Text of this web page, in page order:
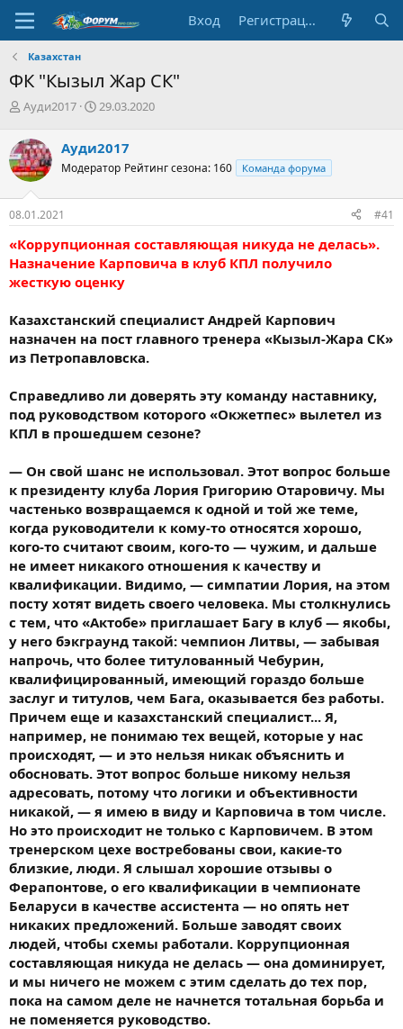
Вход Регистрация
Казахстан
ФК "Кызыл Жар СК"
А
т
о
р
т
е
м
Ауди2017
Д
а
н
ч
а
29.03.2020
Ауди2017
Модератор Рейтинг сезона: 160 Команда форума
08.01.2021 #41
«Коррупционная составляющая никуда не делась».
Назначение Карповича в клуб КПЛ получило
жесткую оценку
Казахстанский специалист Андрей Карпович
назначен на пост главного тренера «Кызыл-Жара СК»
из Петропавловска.
Справедливо ли доверять эту команду наставнику,
под руководством которого «Окжетпес» вылетел из
КПЛ в прошедшем сезоне?
— Он свой шанс не использовал. Этот вопрос больше
к президенту клуба Лория Григорию Отаровичу. Мы
частенько возвращаемся к одной и той же теме,
когда руководители к кому-то относятся хорошо,
кого-то считают своим, кого-то — чужим, и дальше
не имеет никакого отношения к качеству и
квалификации. Видимо, — симпатии Лория, на этом
посту хотят видеть своего человека. Мы столкнулись
с тем, что «Актобе» приглашает Багу в клуб — якобы,
у него бэкграунд такой: чемпион Литвы, — забывая
напрочь, что более титулованный Чебурин,
квалифицированный, имеющий гораздо больше
заслуг и титулов, чем Бага, оказывается без работы.
Причем еще и казахстанский специалист... Я,
например, не понимаю тех вещей, которые у нас
происходят, — и это нельзя никак объяснить и
обосновать. Этот вопрос больше никому нельзя
адресовать, потому что логики и объективности
никакой, — я имею в виду и Карповича в том числе.
Но это происходит не только с Карповичем. В этом
тренерском цехе востребованы свои, какие-то
близкие, люди. Я слышал хорошие отзывы о
Ферапонтове, о его квалификации в чемпионате
Беларуси в качестве ассистента — но опять нет
никаких предложений. Больше заводят своих
людей, чтобы схемы работали. Коррупционная
составляющая никуда не делась — она доминирует,
и мы ничего не можем с этим сделать до тех пор,
пока на самом деле не начнется тотальная борьба и
не поменяется руководство.